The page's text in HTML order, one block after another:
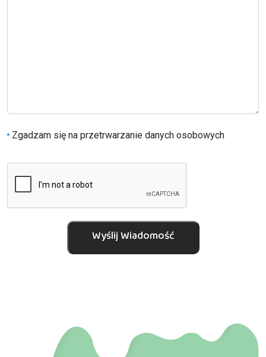
Zgadzam się na przetrwarzanie danych osobowych
Wyślij Wiadomość